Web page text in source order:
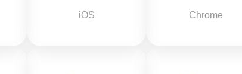
iOS Chrome